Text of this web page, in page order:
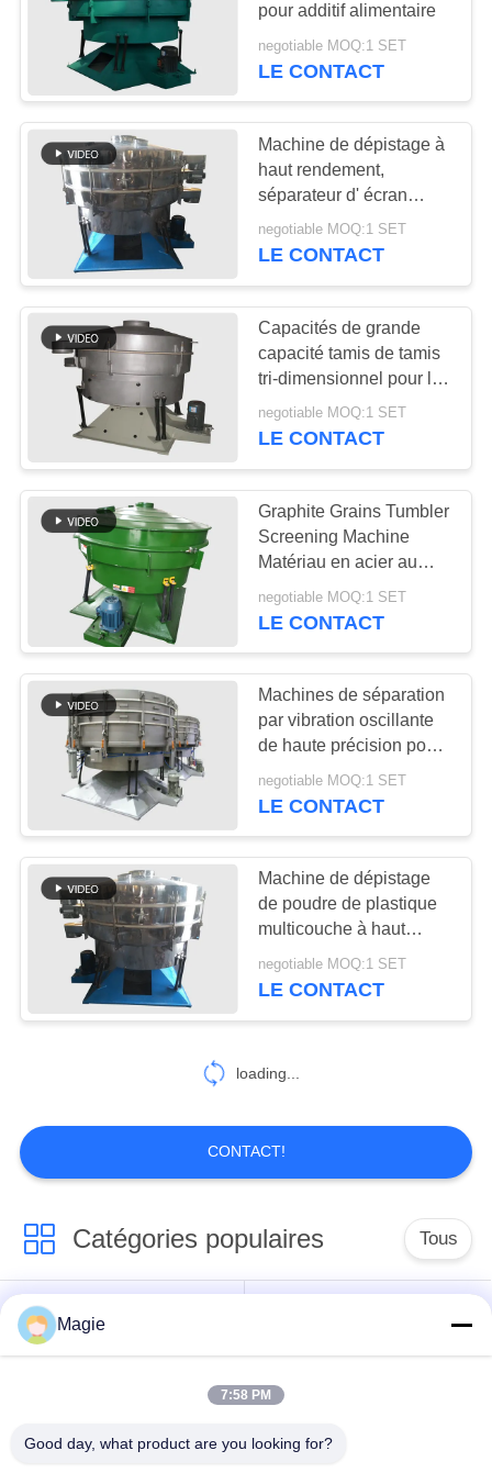
PLAN
SITE
PRIVACY
POLICY
Convoyeur vibrant
Écran de vibration
rectangulaire
91
Classificateur d'air à
écran turbo
Test du tamisage
par agitation
Séparateur de
48
Écran de trommel
rotatif
22
pour additif alimentaire
negotiable MOQ:1 SET
LE CONTACT
Machine de dépistage à
haut rendement,
séparateur d' écran
vibrant à cristaux d'
argent
negotiable MOQ:1 SET
LE CONTACT
Capacités de grande
capacité tamis de tamis
tri-dimensionnel pour les
résines aminées de
moulage de plastique
negotiable MOQ:1 SET
LE CONTACT
Graphite Grains Tumbler
Screening Machine
Matériau en acier au
carbone à forte
production
negotiable MOQ:1 SET
LE CONTACT
Machines de séparation
par vibration oscillante
de haute précision pour
poudre de couleur
negotiable MOQ:1 SET
LE CONTACT
Machine de dépistage
de poudre de plastique
multicouche à haut
rendement
negotiable MOQ:1 SET
LE CONTACT
loading...
CONTACT!
Catégories populaires Tous
Vibro machine à
écran
Culbuteur Screening
Magie
7:58 PM
Good day, what product are you looking for?